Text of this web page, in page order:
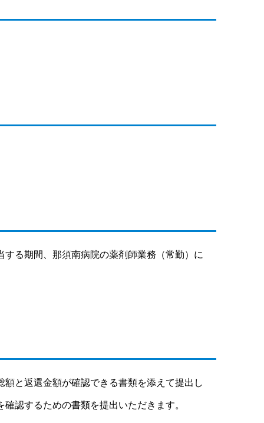
る期間、那須南病院の薬剤師業務（常勤）に
と返還金額が確認できる書類を添えて提出し
認するための書類を提出いただきます。